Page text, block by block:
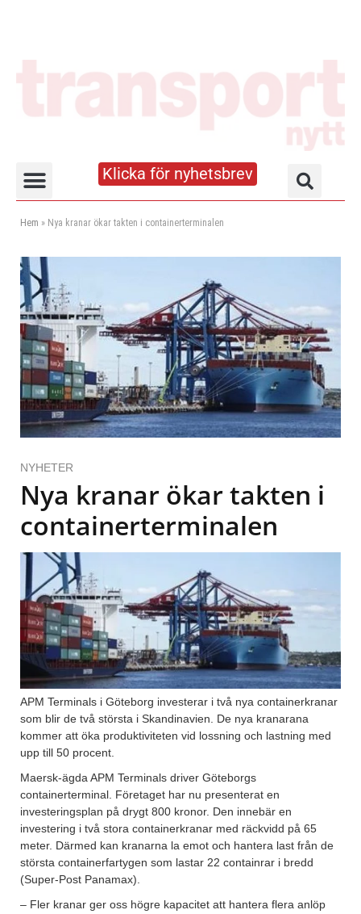
Klicka för nyhetsbrev
Hem » Nya kranar ökar takten i containerterminalen
NYHETER
Nya kranar ökar takten i
containerterminalen
APM Terminals i Göteborg investerar i två nya containerkranar
som blir de två största i Skandinavien. De nya kranarana
kommer att öka produktiviteten vid lossning och lastning med
upp till 50 procent.
Maersk-ägda APM Terminals driver Göteborgs
containerterminal. Företaget har nu presenterat en
investeringsplan på drygt 800 kronor. Den innebär en
investering i två stora containerkranar med räckvidd på 65
meter. Därmed kan kranarna la emot och hantera last från de
största containerfartygen som lastar 22 containrar i bredd
(Super-Post Panamax).
– Fler kranar ger oss högre kapacitet att hantera flera anlöp